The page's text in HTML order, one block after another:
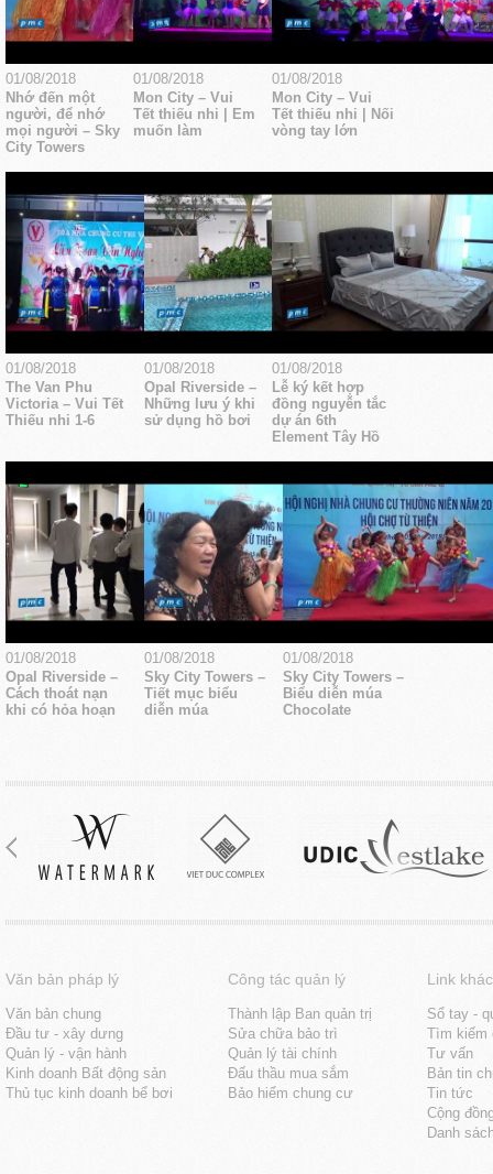
01/08/2018
Nhớ đến một
người, để nhớ
mọi người – Sky
City Towers
01/08/2018
Mon City – Vui
Tết thiếu nhi | Em
muốn làm
01/08/2018
Mon City – Vui
Tết thiếu nhi | Nối
vòng tay lớn
01/08/2018
The Van Phu
Victoria – Vui Tết
Thiếu nhi 1-6
01/08/2018
Opal Riverside –
Những lưu ý khi
sử dụng hồ bơi
01/08/2018
Lễ ký kết hợp
đồng nguyễn tắc
dự án 6th
Element Tây Hồ
01/08/2018
Opal Riverside –
Cách thoát nạn
khi có hỏa hoạn
01/08/2018
Sky City Towers –
Tiết mục biểu
diễn múa
01/08/2018
Sky City Towers –
Biểu diễn múa
Chocolate
Văn bản pháp lý
Văn bản chung
Đầu tư - xây dưng
Quản lý - vận hành
Kinh doanh Bất động sản
Thủ tục kinh doanh bể bơi
Công tác quản lý
Thành lập Ban quản trị
Sửa chữa bảo trì
Quản lý tài chính
Đấu thầu mua sắm
Bảo hiểm chung cư
Link khác
Sổ tay -
Tìm kiếm
Tư vấn
Bản tin
Tin tức
Cộng
Danh